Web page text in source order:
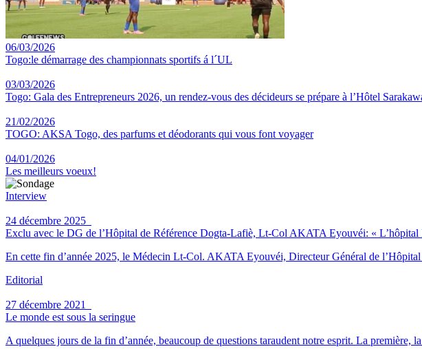
06/03/2026
Togo:le démarrage des championnats sportifs á l´UL
03/03/2026
Togo: Gala des Entrepreneurs 2026, un rendez-vous des décideurs se prépare à l’Hôtel
21/02/2026
TOGO: AKSA Togo, des parfums et déodorants qui vous font voyager
04/01/2026
Les meilleurs voeux!
Interview
24 décembre 2025
Exclu avec le DG de l’Hôpital de Référence Dogta-Lafiè, Lt-Col AKATA Eyouvéi: « L’hôpital
En cette fin d’année 2025, le Médecin Lt-Col. AKATA Eyouvéi, Directeur Général de
Editorial
27 décembre 2021
Le monde est sous la seringue
A quelques jours de la fin d’année, beaucoup de questions taraudent notre esprit. La